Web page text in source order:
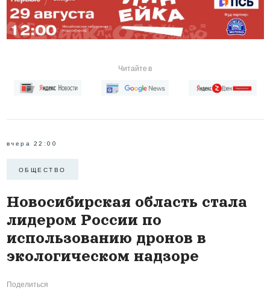
Читайте в
вчера 22:00
ОБЩЕСТВО
Новосибирская область стала
лидером России по
использованию дронов в
экологическом надзоре
Поделиться